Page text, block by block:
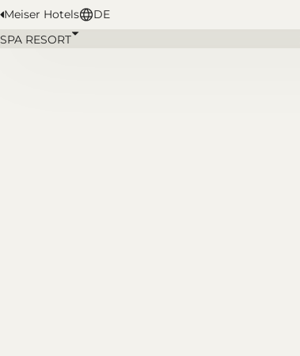
Meiser Hotels DE
SPA RESORT